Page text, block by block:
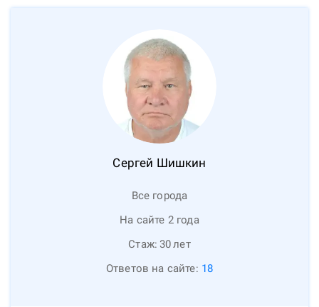
Сергей Шишкин
Все города
На сайте 2 года
Стаж: 30лет
Ответов на сайте: 18